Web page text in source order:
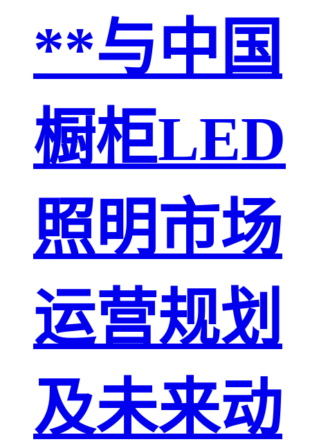
**与中国
橱柜LED
照明市场
运营规划
及未来动